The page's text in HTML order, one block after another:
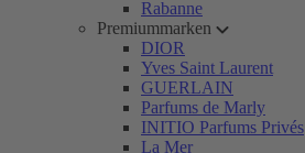
Rabanne
Premiummarken
DIOR
Yves Saint Laurent
GUERLAIN
Parfums de Marly
INITIO Parfums Privés
La Mer